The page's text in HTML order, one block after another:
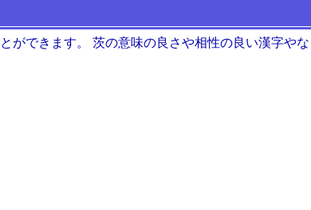
ができます。 茨の意味の良さや相性の良い漢字や